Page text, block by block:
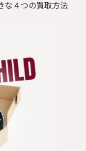
な４つの買取方法